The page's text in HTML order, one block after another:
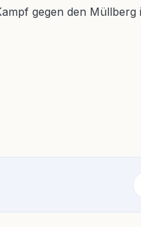
gegen den